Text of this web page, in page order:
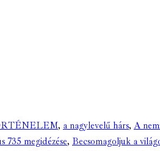
, a nagylevelű hárs, A
735 megidézése, Becsomagoljuk a